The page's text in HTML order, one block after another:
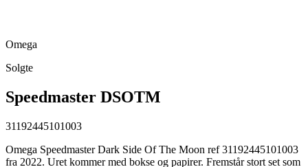
Omega
Solgte
Speedmaster DSOTM
31192445101003
Omega Speedmaster Dark Side Of The Moon ref 31192445101003
fra 2022. Uret kommer med bokse og papirer. Fremstår stort set som